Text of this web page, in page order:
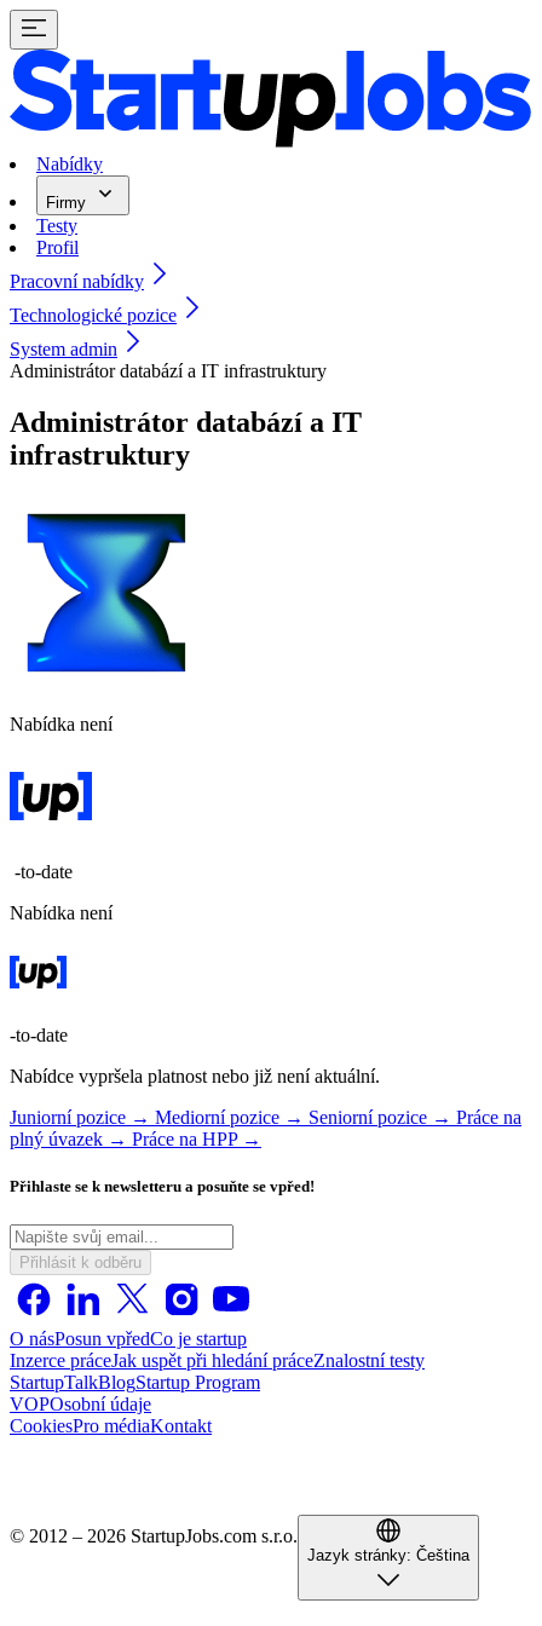
Nabídky
Firmy
Testy
Profil
Pracovní nabídky
Technologické pozice
System admin
Administrátor databází a IT infrastruktury
Administrátor databází a IT
infrastruktury
Nabídka není
-to-date
Nabídka není
-to-date
Nabídce vypršela platnost nebo již není aktuální.
Juniorní pozice → Mediorní pozice → Seniorní pozice → Práce na
plný úvazek → Práce na HPP →
Přihlaste se k newsletteru a posuňte se vpřed!
Přihlásit k odběru
O násPosun vpředCo je startup
Inzerce práceJak uspět při hledání práceZnalostní testy
StartupTalkBlogStartup Program
VOPOsobní údaje
CookiesPro médiaKontakt
© 2012 – 2026 StartupJobs.com s.r.o.
Jazyk stránky: Čeština